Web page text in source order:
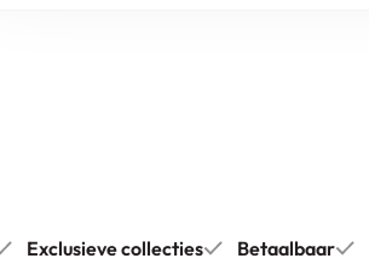
Exclusieve collecties Betaalbaar